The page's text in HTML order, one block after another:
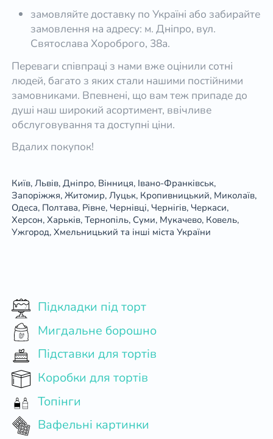
замовляйте доставку по Україні або забирайте
замовлення на адресу: м. Дніпро, вул.
Святослава Хороброго, 38а.
Переваги співпраці з нами вже оцінили сотні
людей, багато з яких стали нашими постійними
замовниками. Впевнені, що вам теж припаде до
душі наш широкий асортимент, ввічливе
обслуговування та доступні ціни.
Вдалих покупок!
Київ, Львів, Дніпро, Вінниця, Івано-Франківськ,
Запоріжжя, Житомир, Луцьк, Кропивницький, Миколаїв,
Одеса, Полтава, Рівне, Чернівці, Чернігів, Черкаси,
Херсон, Харьків, Тернопіль, Суми, Мукачево, Ковель,
Ужгород, Хмельницький та інші міста України
Підкладки під торт
Мигдальне борошно
Підставки для тортів
Коробки для тортів
Топінги
Вафельні картинки